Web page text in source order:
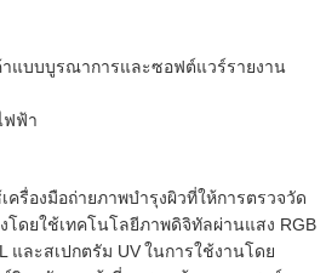
แบบบูรณาการและซอฟต์แวร์รายงาน
ฟฟ้า
ครื่องมือถ่ายภาพบำรุงผิวที่ให้การตรวจวัด
ดยใช้เทคโนโลยีภาพดิจิทัลผ่านแสง RGB
และสเปกตรัม UVในการใช้งานโดย